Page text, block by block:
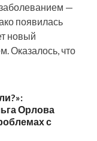
заболеванием —
появилась
новый
Оказалось, что
Орлова
с